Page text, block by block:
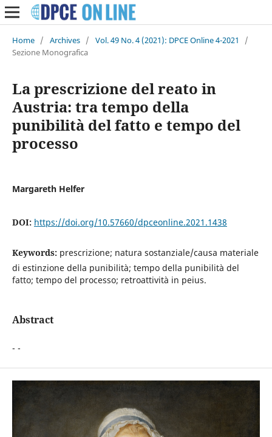
Home / Archives / Vol. 49 No. 4 (2021): DPCE Online 4-2021
/
Sezione Monografica
La prescrizione del reato in
Austria: tra tempo della
punibilità del fatto e tempo del
processo
Margareth Helfer
DOI: https://doi.org/10.57660/dpceonline.2021.1438
Keywords: prescrizione; natura sostanziale/causa materiale
di estinzione della punibilità; tempo della punibilità del
fatto; tempo del processo; retroattività in peius.
Abstract
- -